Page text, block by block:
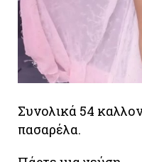
Συνολικά 54
πασαρέλα.